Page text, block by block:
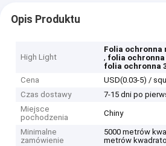
Opis Produktu
High Light
Folia ochronna
, folia ochronna
folia ochronna
Cena
USD(0.03-5) /
Czas dostawy
7-15 dni po
Miejsce
pochodzenia
Chiny
Minimalne
zamówienie
5000 metrów
metrów